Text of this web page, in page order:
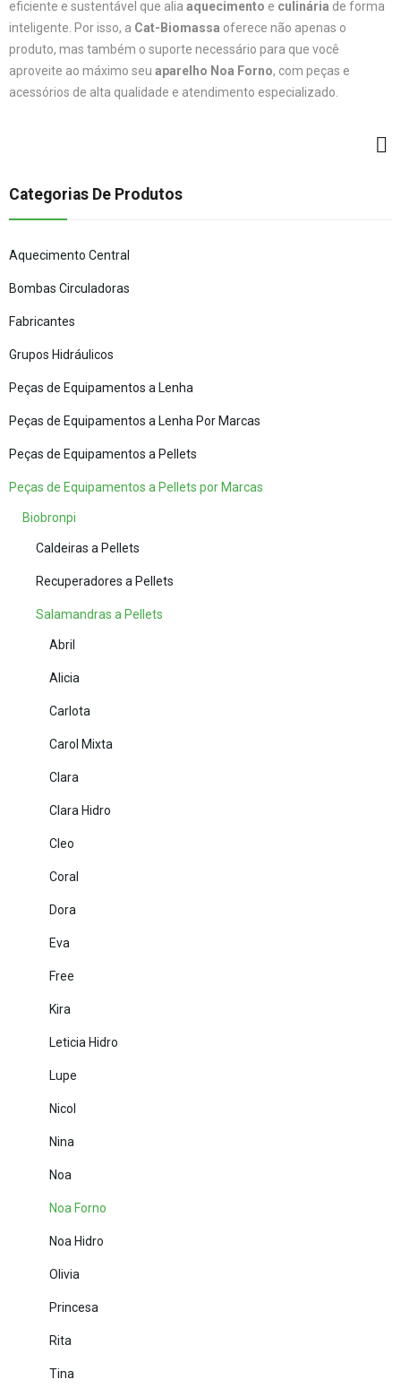
eficiente e sustentável que alia aquecimento e culinária de forma
inteligente. Por isso, a Cat-Biomassa oferece não apenas o
produto, mas também o suporte necessário para que você
aproveite ao máximo seu aparelho Noa Forno, com peças e
acessórios de alta qualidade e atendimento especializado.
Categorias De Produtos
Aquecimento Central
Bombas Circuladoras
Fabricantes
Grupos Hidráulicos
Peças de Equipamentos a Lenha
Peças de Equipamentos a Lenha Por Marcas
Peças de Equipamentos a Pellets
Peças de Equipamentos a Pellets por Marcas
Biobronpi
Caldeiras a Pellets
Recuperadores a Pellets
Salamandras a Pellets
Abril
Alicia
Carlota
Carol Mixta
Clara
Clara Hidro
Cleo
Coral
Dora
Eva
Free
Kira
Leticia Hidro
Lupe
Nicol
Nina
Noa
Noa Forno
Noa Hidro
Olivia
Princesa
Rita
Tina